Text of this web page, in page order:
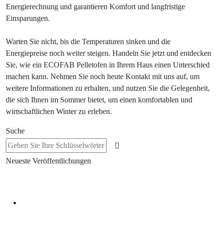
Energierechnung und garantieren Komfort und langfristige
Einsparungen.
Warten Sie nicht, bis die Temperaturen sinken und die
Energiepreise noch weiter steigen. Handeln Sie jetzt und entdecken
Sie, wie ein ECOFAB Pelletofen in Ihrem Haus einen Unterschied
machen kann. Nehmen Sie noch heute Kontakt mit uns auf, um
weitere Informationen zu erhalten, und nutzen Sie die Gelegenheit,
die sich Ihnen im Sommer bietet, um einen komfortablen und
wirtschaftlichen Winter zu erleben.
Suche
Neueste Veröffentlichungen